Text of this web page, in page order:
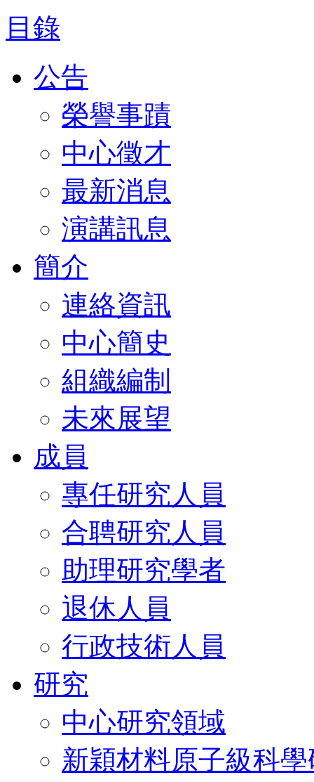
目錄
公告
榮譽事蹟
中心徵才
最新消息
演講訊息
簡介
連絡資訊
中心簡史
組織編制
未來展望
成員
專任研究人員
合聘研究人員
助理研究學者
退休人員
行政技術人員
研究
中心研究領域
新穎材料原子級科